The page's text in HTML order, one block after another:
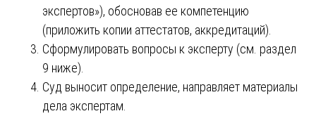
экспертов»), обосновав ее компетенцию
(приложить копии аттестатов, аккредитаций).
Сформулировать вопросы к эксперту (см. раздел
9 ниже).
Суд выносит определение, направляет материалы
дела экспертам.